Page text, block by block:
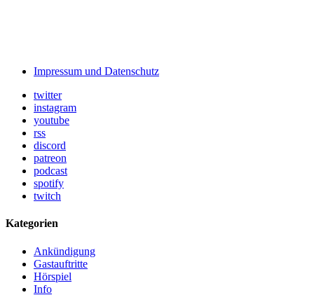
Impressum und Datenschutz
twitter
instagram
youtube
rss
discord
patreon
podcast
spotify
twitch
Kategorien
Ankündigung
Gastauftritte
Hörspiel
Info